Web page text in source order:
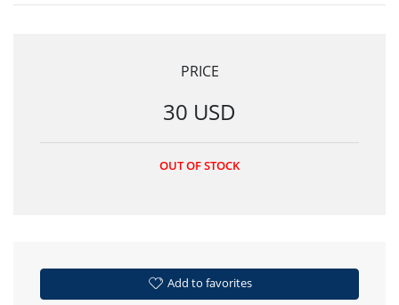
PRICE
30 USD
OUT OF STOCK
Add to favorites